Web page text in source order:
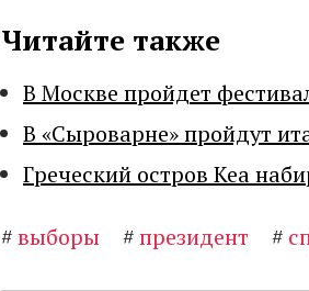
Читайте также
В Москве пройдет
В «Сыроварне» пройдут
Греческий остров Кеа
#выборы #президент #